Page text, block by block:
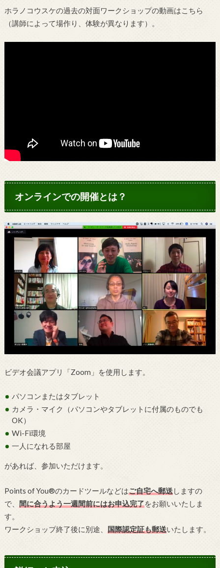
ホラノコウスケの過去の対面ワークショップの動画はこちら
（講師によって場作り、体験が異なります）。
オンラインでの開催とは？
ビデオ会議アプリ「Zoom」を使用します。
パソコンまたはタブレット
カメラ・マイク（パソコンやタブレットに付属のものでも
OK）
Wi-Fi環境
一人になれる部屋
があれば、参加いただけます。
Points of You®のカードツールなどはご自宅へ郵送しますの
で、 間に合うよう一週間前にはお申込完了をお願いいたしま
す。
ワークショップ終了後に別途、 国際認定証も郵送いたします。